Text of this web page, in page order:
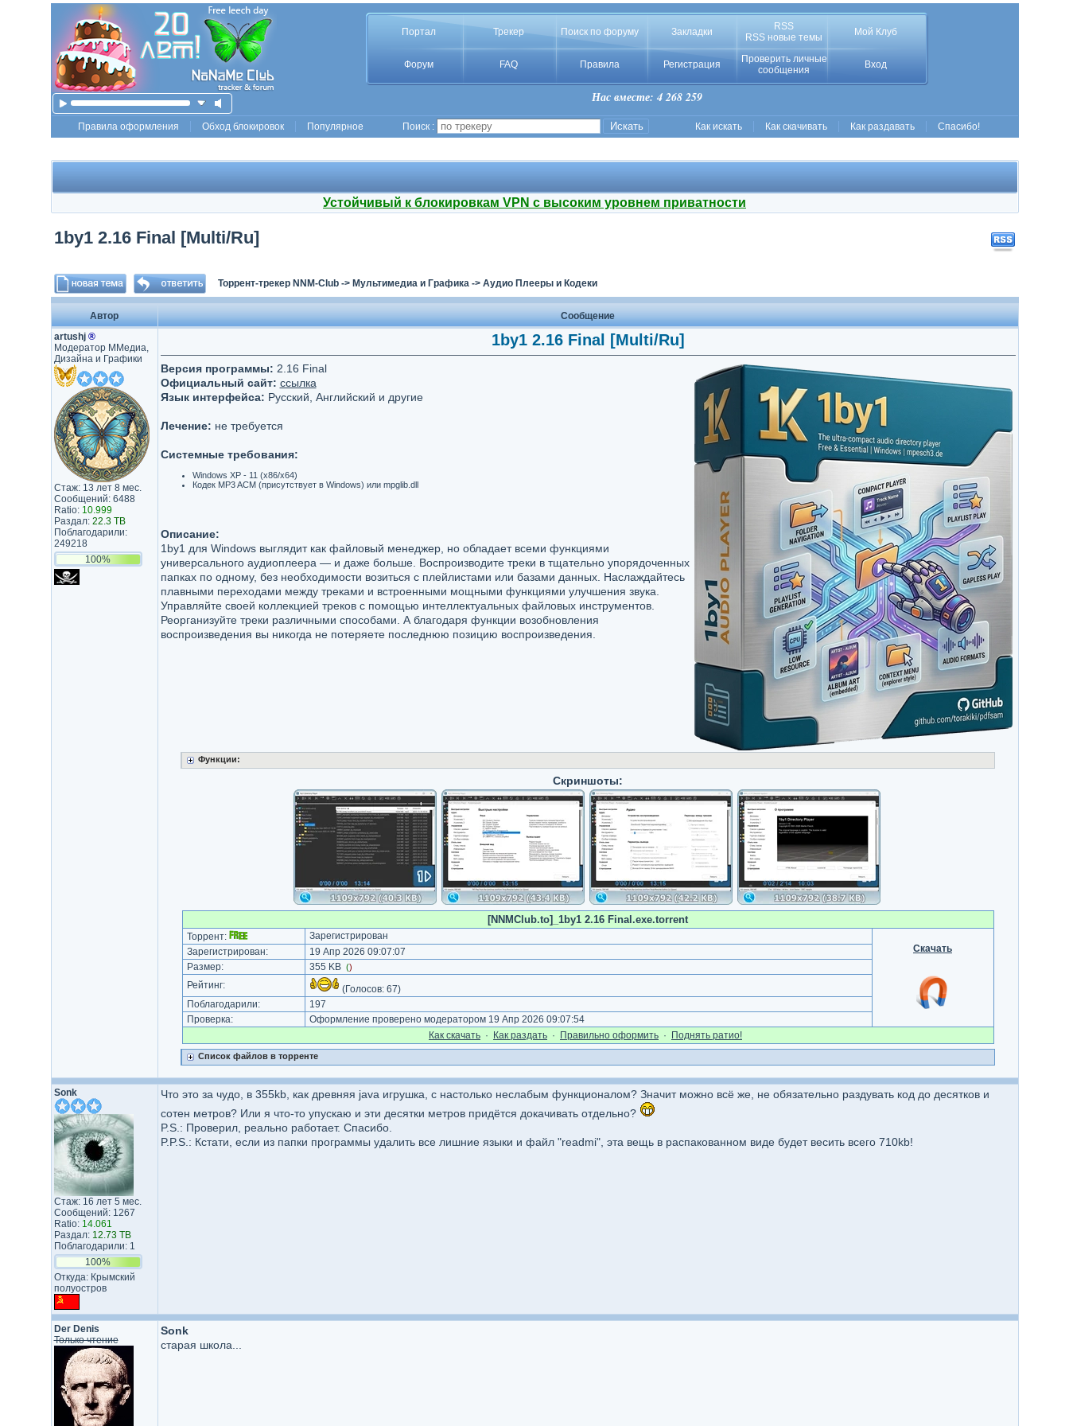
Портал Трекер Поиск по форуму Закладки
RSS
RSS новые темы
Мой Клуб
Форум FAQ Правила Регистрация
Проверить личные
сообщения
Вход
Нас вместе: 4 268 259
Правила оформления Обход блокировок Популярное Поиск : Как искать Как скачивать Как раздавать Спасибо!
Устойчивый к блокировкам VPN с высоким уровнем приватности
1by1 2.16 Final [Multi/Ru]
Торрент-трекер NNM-Club-> Мультимедиа и Графика-> Аудио Плееры и Кодеки
Автор
Сообщение
artushj ®
Модератор ММедиа,
Дизайна и Графики
Стаж: 13 лет 8 мес.
Сообщений: 6488
Ratio: 10.999
Раздал: 22.3 TB
Поблагодарили:
249218
100%
1by1 2.16 Final [Multi/Ru]
Версия программы: 2.16 Final
Официальный сайт: ссылка
Язык интерфейса: Русский, Английский и другие
Лечение: не требуется
Системные требования:
Windows XP - 11 (x86/x64)
Кодек MP3 ACM (присутствует в Windows) или mpglib.dll
Описание:
1by1 для Windows выглядит как файловый менеджер, но обладает всеми функциями
универсального аудиоплеера — и даже больше. Воспроизводите треки в тщательно упорядоченных
папках по одному, без необходимости возиться с плейлистами или базами данных. Наслаждайтесь
плавными переходами между треками и встроенными мощными функциями улучшения звука.
Управляйте своей коллекцией треков с помощью интеллектуальных файловых инструментов.
Реорганизуйте треки различными способами. А благодаря функции возобновления
воспроизведения вы никогда не потеряете последнюю позицию воспроизведения.
Функции:
Скриншоты:
[NNMClub.to]_1by1 2.16 Final.exe.torrent
Торрент:
Зарегистрирован
Скачать
Зарегистрирован:
19 Апр 2026 09:07:07
Размер:
355 KB ()
Рейтинг: (Голосов: 67)
Поблагодарили:
197
Проверка:
Оформление проверено модератором 19 Апр 2026 09:07:54
Как cкачать · Как раздать · Правильно оформить · Поднять ратио!
Список файлов в торренте
Sonk
Стаж: 16 лет 5 мес.
Сообщений: 1267
Ratio: 14.061
Раздал: 12.73 TB
Поблагодарили: 1
100%
Откуда: Крымский
полуостров
Что это за чудо, в 355kb, как древняя java игрушка, с настолько неслабым функционалом? Значит можно всё же, не обязательно раздувать код до десятков и
сотен метров? Или я что-то упускаю и эти десятки метров придётся докачивать отдельно?
P.S.: Проверил, реально работает. Спасибо.
P.P.S.: Кстати, если из папки программы удалить все лишние языки и файл "readmi", эта вещь в распакованном виде будет весить всего 710kb!
Der Denis
Только чтение
Sonk
старая школа...